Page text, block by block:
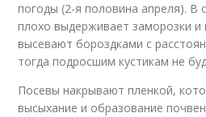
погоды (2-я половина апреля). В
плохо выдерживает заморозки и
высевают бороздками с
тогда подросшим кустикам не
Посевы накрывают пленкой,
высыхание и образование